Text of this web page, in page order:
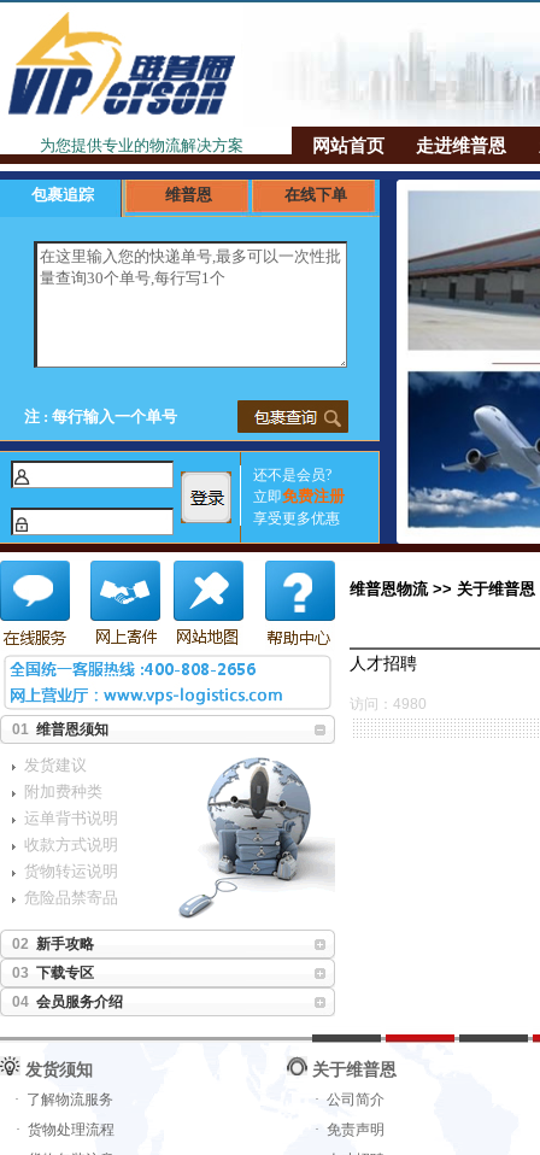
为您提供专业的物流解决方案 网站首页 走进维普恩
维普恩物流 >> 关于维普恩
人才招聘
访问：4980
发货须知
· 了解物流服务
· 货物处理流程
关于维普恩
· 公司简介
· 免责声明